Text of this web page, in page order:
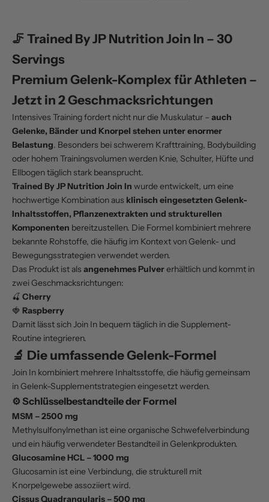
🦵 Trained By JP Nutrition Join In – 30
Servings
Premium Gelenk-Komplex für Athleten –
Jetzt in 2 Geschmacksrichtungen
Intensives Training fordert nicht nur die Muskulatur – auch
Gelenke, Bänder und Knorpel stehen unter enormer
Belastung. Besonders bei schwerem Krafttraining, Bodybuilding
oder hohem Trainingsvolumen werden Knie, Schulter, Hüfte und
Ellbogen täglich stark beansprucht.
Trained By JP Nutrition Join In wurde entwickelt, um eine
hochwertige Kombination aus klinisch eingesetzten Gelenk-
Inhaltsstoffen, Pflanzenextrakten und strukturellen
Komponenten bereitzustellen. Die Formel kombiniert mehrere
bekannte Rohstoffe, die häufig im Kontext von Gelenk- und
Bewegungsstrategien verwendet werden.
Das Produkt ist als angenehmes Pulvererhältlich und kommt in
zwei Geschmacksrichtungen:
🍒 Cherry
🍓 Raspberry
Damit lässt sich Join In bequem täglich in die Supplement-
Routine integrieren.
🔬 Die umfassende Gelenk-Formel
Join In kombiniert mehrere Inhaltsstoffe, die häufig gemeinsam
in Gelenk-Supplementstrategien eingesetzt werden.
⚙️ Schlüsselbestandteile der Formel
MSM – 2500 mg
Methylsulfonylmethan ist eine organische Schwefelverbindung
und ein häufig verwendeter Bestandteil in Gelenkprodukten.
Glucosamine HCL – 1000 mg
Glucosamin ist eine Verbindung, die strukturell mit
Knorpelgewebe assoziiert wird.
Cissus Quadrangularis – 500 mg